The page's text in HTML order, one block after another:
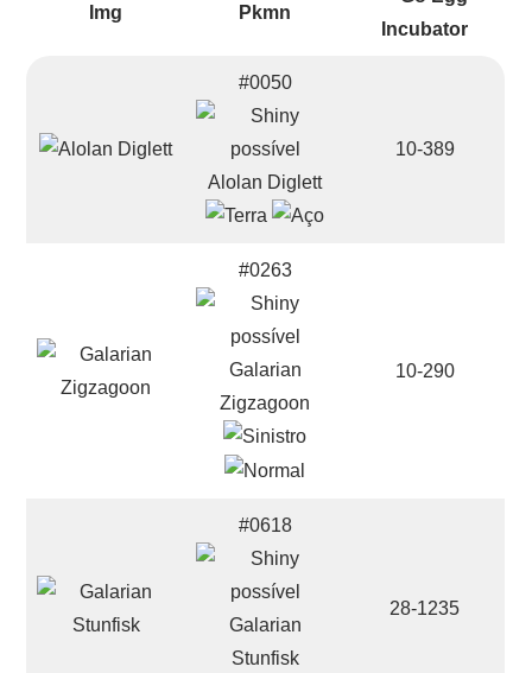
Img Pkmn
#0050
Alolan Diglett
10-389
#0263
Galarian
Zigzagoon
10-290
#0618
Galarian
Stunfisk
28-1235